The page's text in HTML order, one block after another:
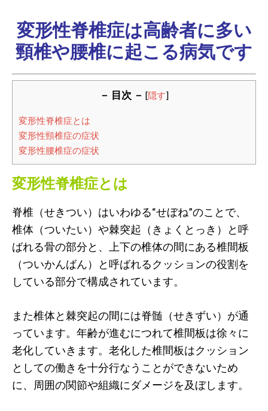
変形性脊椎症は高齢者に多い
頸椎や腰椎に起こる病気です
－ 目次 － [隠す]
変形性脊椎症とは
変形性頸椎症の症状
変形性腰椎症の症状
変形性脊椎症とは
脊椎（せきつい）はいわゆる“せぼね”のことで、
椎体（ついたい）や棘突起（きょくとっき）と呼
ばれる骨の部分と、上下の椎体の間にある椎間板
（ついかんばん）と呼ばれるクッションの役割を
している部分で構成されています。
また椎体と棘突起の間には脊髄（せきずい）が通
っています。年齢が進むにつれて椎間板は徐々に
老化していきます。老化した椎間板はクッション
としての働きを十分行なうことができないため
に、周囲の関節や組織にダメージを及ぼします。